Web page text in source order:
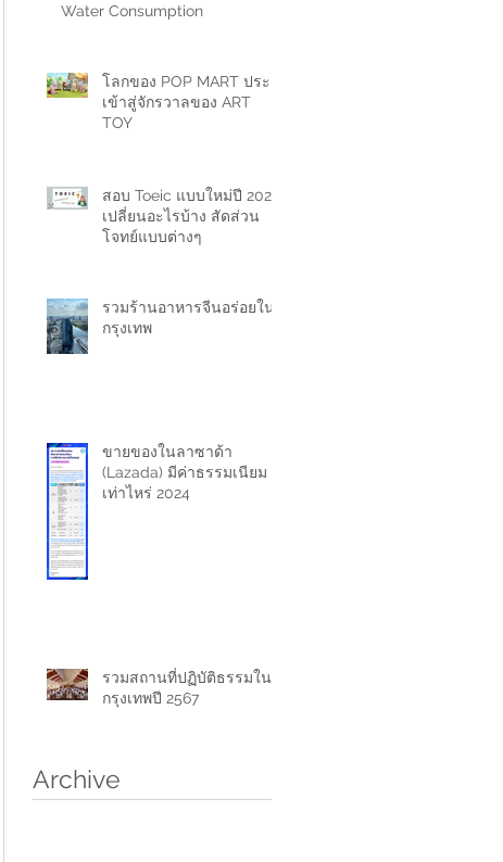
Water Consumption
โลกของ POP MART ประตู
เข้าสู่จักรวาลของ ART
TOY
สอบ Toeic แบบใหม่ปี 2024
เปลี่ยนอะไรบ้าง สัดส่วน
โจทย์แบบต่างๆ
รวมร้านอาหารจีนอร่อยใน
กรุงเทพ
ขายของในลาซาด้า
(Lazada) มีค่าธรรมเนียม
เท่าไหร่ 2024
รวมสถานที่ปฏิบัติธรรมใน
กรุงเทพปี 2567
Archive